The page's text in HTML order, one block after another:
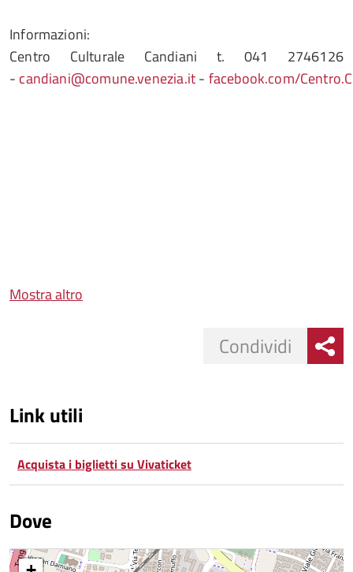
Informazioni:
Centro Culturale Candiani t. 041 2746126
- candiani@comune.venezia.it- facebook.com/
Mostra altro
Condividi
Link utili
Acquista i biglietti su Vivaticket
Dove